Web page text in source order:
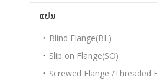
ແປນ
Blind Flange(BL)
Slip on Flange(SO)
Screwed Flange /Threaded